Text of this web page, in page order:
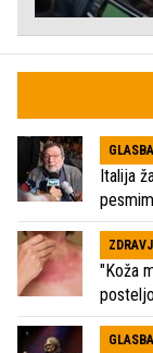
GLASBA
Italija
"Koža
posteljo
GLASBA